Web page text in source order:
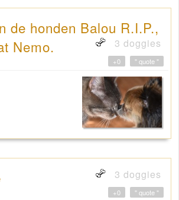
de honden Balou R.I.P.,
Nemo.
3 doggies
" quote "
+0
3 doggies
" quote "
+0